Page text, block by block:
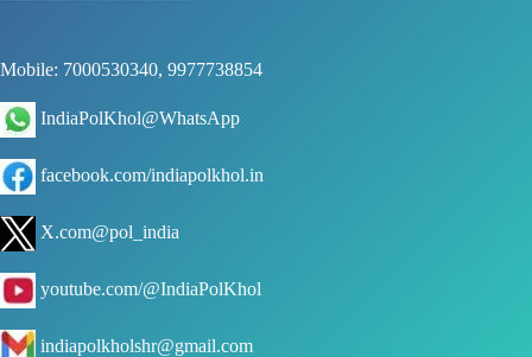
Mobile: 7000530340, 9977738854
IndiaPolKhol@WhatsApp
facebook.com/indiapolkhol.in
X.com@pol_india
youtube.com/@IndiaPolKhol
indiapolkholshr@gmail.com